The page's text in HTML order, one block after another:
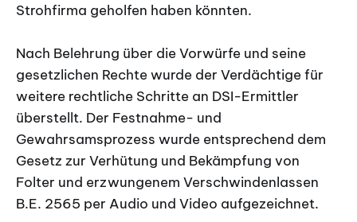
Strohfirma geholfen haben könnten.
Nach Belehrung über die Vorwürfe und seine
gesetzlichen Rechte wurde der Verdächtige für
weitere rechtliche Schritte an DSI-Ermittler
überstellt. Der Festnahme- und
Gewahrsamsprozess wurde entsprechend dem
Gesetz zur Verhütung und Bekämpfung von
Folter und erzwungenem Verschwindenlassen
B.E. 2565 per Audio und Video aufgezeichnet.